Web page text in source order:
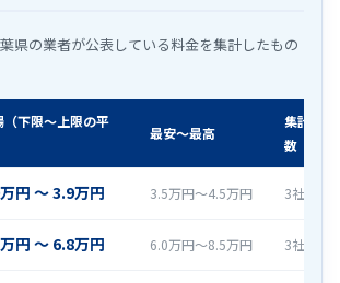
県の業者が公表している料金を集計したもの
（下限〜上限の平
最安〜最高
集計社
数
円 〜 3.9万円 3.5万円〜4.5万円 3社
円 〜 6.8万円 6.0万円〜8.5万円 3社